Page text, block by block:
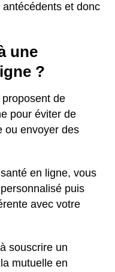
et donc
une
?
de
pour éviter de
ou envoyer des
en ligne, vous
puis
avec votre
souscrire un
mutuelle en